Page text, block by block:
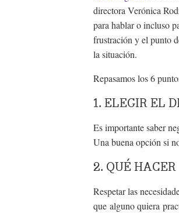
directora Verónica
para hablar o incluso
frustración y el punto
la situación.
Repasamos los 6
1. ELEGIR EL
Es importante saber
Una buena opción si
2. QUÉ HACER
Respetar las
que alguno quiera